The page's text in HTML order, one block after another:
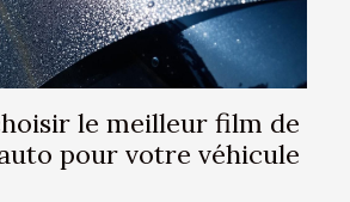
le meilleur film de
pour votre véhicule